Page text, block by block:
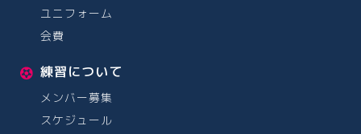
ユニフォーム
会費
練習について
メンバー募集
スケジュール